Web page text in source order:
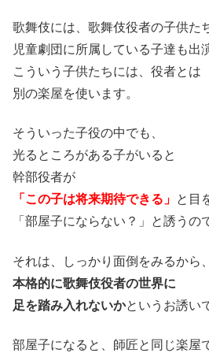
歌舞伎には、歌舞伎役者の子供た
児童劇団に所属している子達も出
こういう子供たちには、役者とは
別の楽屋を使います。
そういった子役の中でも、
光るところがある子がいると
幹部役者が
「この子は将来期待できる」 と目
「部屋子にならない？」と誘うの
それは、しっかり面倒をみるから、
本格的に歌舞伎役者の世界に
足を踏み入れないかというお誘い
部屋子になると、師匠と同じ楽屋